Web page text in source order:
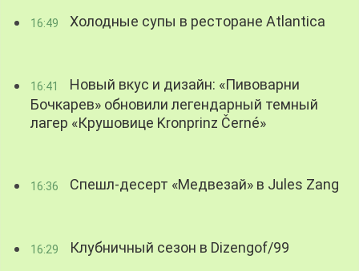
16:49 Холодные супы в ресторане Atlantica
16:41
Новый вкус и дизайн: «Пивоварни
Бочкарев» обновили легендарный темный
лагер «Крушовице Kronprinz Černé»
16:36 Спешл-десерт «Медвезай» в Jules Zang
16:29 Клубничный сезон в Dizengof/99